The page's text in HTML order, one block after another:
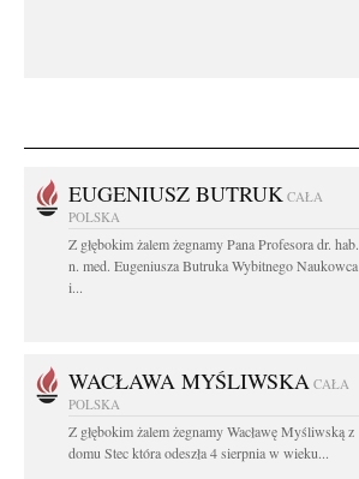
EUGENIUSZ BUTRUK CAŁA
POLSKA
Z głębokim żalem żegnamy Pana Profesora dr. hab.
n. med. Eugeniusza Butruka Wybitnego Naukowca
i...
WACŁAWA MYŚLIWSKA CAŁA
POLSKA
Z głębokim żalem żegnamy Wacławę Myśliwską z
domu Stec która odeszła 4 sierpnia w wieku...